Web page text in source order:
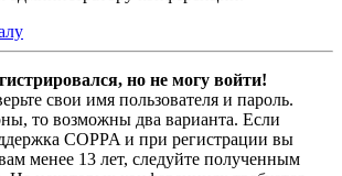
но не могу войти!
свои имя пользователя и пароль.
то возможны два варианта. Если
COPPA и при регистрации вы
менее 13 лет, следуйте полученным